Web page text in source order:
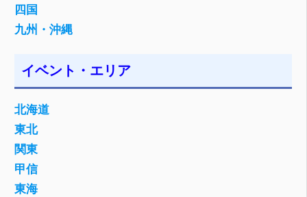
四国
九州・沖縄
イベント・エリア
北海道
東北
関東
甲信
東海